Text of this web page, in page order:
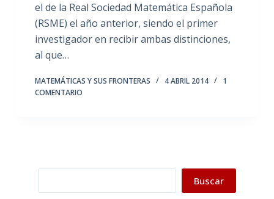
el de la Real Sociedad Matemática Española
(RSME) el año anterior, siendo el primer
investigador en recibir ambas distinciones,
al que…
MATEMÁTICAS Y SUS FRONTERAS 4 ABRIL 2014
1
COMENTARIO
Buscar